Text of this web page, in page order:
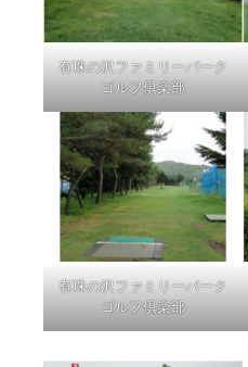
有珠の沢ファミリーパーク
ゴルフ倶楽部
有珠の沢ファミリーパーク
ゴルフ倶楽部